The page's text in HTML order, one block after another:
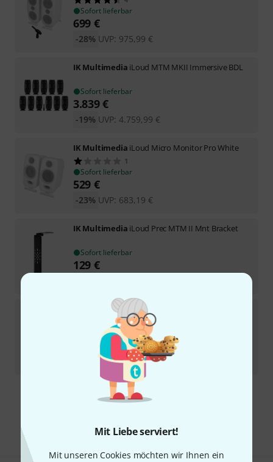
Mit Liebe serviert!
Mit unseren Cookies möchten wir Ihnen ein
Sofort lieferbar
699 €
UVP: 975,99 €
-28%
IK Multimedia iLoud MTM MKII Immersive BDL
Sofort lieferbar
3.839€
UVP: 4.759,99 €
-19%
IK Multimedia iLoud Micro Monitor Pro White
1
Sofort lieferbar
529 €
UVP: 683,19 €
-23%
IK Multimedia iLoud Prec MTM II Mnt Bracket
Sofort lieferbar
129 €
IK Multimedia iLoud Prec 6 II Mnt Bracket
Sofort lieferbar
UVP:118,99 €
Kostenloser Versand ab 29 €